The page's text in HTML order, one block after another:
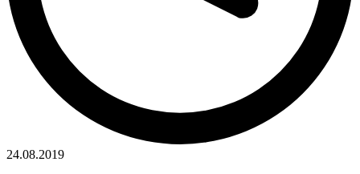
24.08.2019